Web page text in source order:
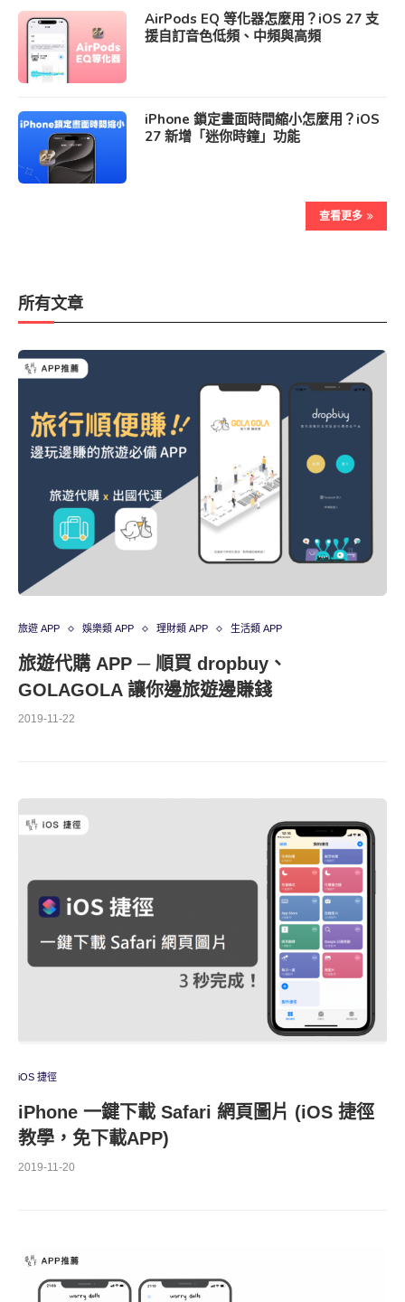
AirPods EQ 等化器怎麼用？iOS 27 支
援自訂音色低頻、中頻與高頻
iPhone 鎖定畫面時間縮小怎麼用？iOS
27 新增「迷你時鐘」功能
查看更多
所有文章
旅遊 APP 娛樂類 APP 理財類 APP 生活類 APP
旅遊代購 APP ─ 順買 dropbuy、
GOLAGOLA 讓你邊旅遊邊賺錢
2019-11-22
iOS 捷徑
iPhone 一鍵下載 Safari 網頁圖片 (iOS 捷徑
教學，免下載APP)
2019-11-20